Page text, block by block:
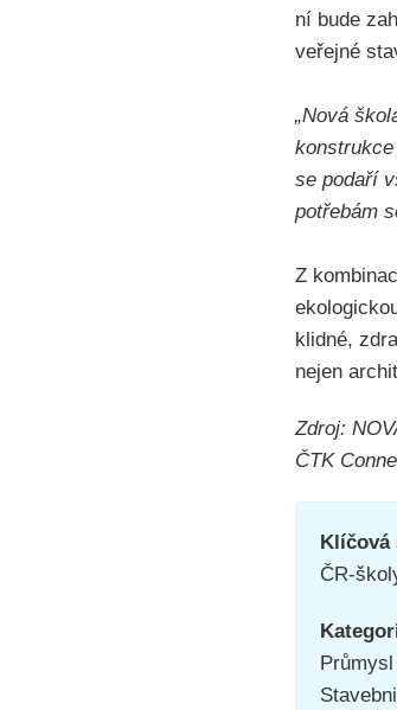
ní bude
veřejné
„Nová
se podaří
potřebám
Z
klidné,
nejen
Zdroj:
ČTK
Klíčová
ČR-
Průmysl